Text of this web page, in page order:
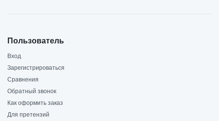
Пользователь
Вход
Зарегистрироваться
Сравнения
Обратный звонок
Как оформить заказ
Для претензий